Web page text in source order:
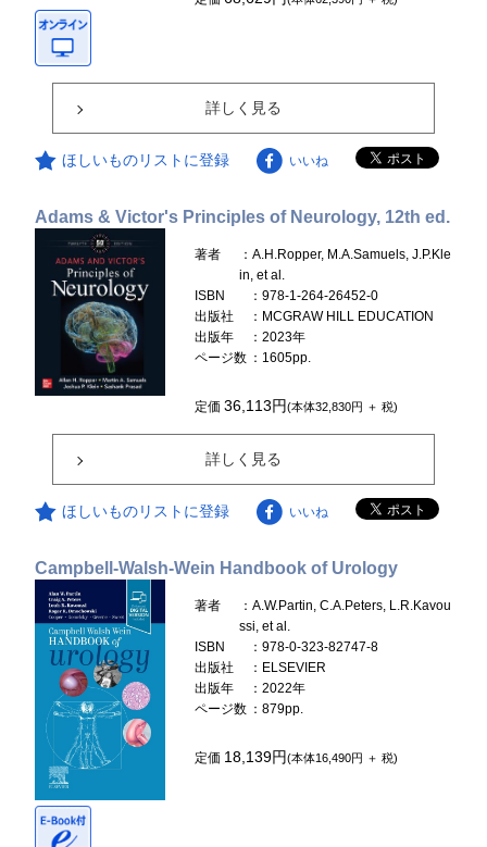
詳しく見る
ほしいものリストに登録 いいね
Adams & Victor's Principles of Neurology, 12th ed.
著者
：A.H.Ropper, M.A.Samuels, J.P.Kle
in, et al.
ISBN
：978-1-264-26452-0
出版社
：MCGRAW HILL EDUCATION
出版年
：2023年
ページ数 ：1605pp.
定価36,113円(本体32,830円 ＋ 税)
詳しく見る
ほしいものリストに登録 いいね
Campbell-Walsh-Wein Handbook of Urology
著者
：A.W.Partin, C.A.Peters, L.R.Kavou
ssi, et al.
ISBN
：978-0-323-82747-8
出版社
：ELSEVIER
出版年
：2022年
ページ数 ：879pp.
定価 18,139円(本体16,490円 ＋ 税)